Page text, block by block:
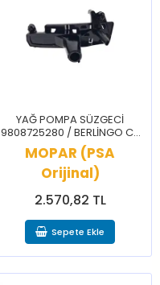
YAĞ POMPA SÜZGECİ
9808725280 / BERLİNGO C3
C4 CELYSEE DS3 DS7 2008
208 3008 301 308 508 PRTNR
RFTR
MOPAR (PSA
Orijinal)
2.570,82 TL
Sepete Ekle